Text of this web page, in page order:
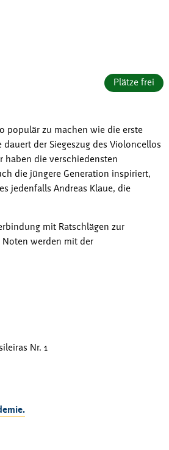
Plätze frei
populär zu machen wie die erste
der Siegeszug des Violoncellos
haben die verschiedensten
die jüngere Generation inspiriert,
jedenfalls Andreas Klaue, die
mit Ratschlägen zur
Noten werden mit der
Nr. 1